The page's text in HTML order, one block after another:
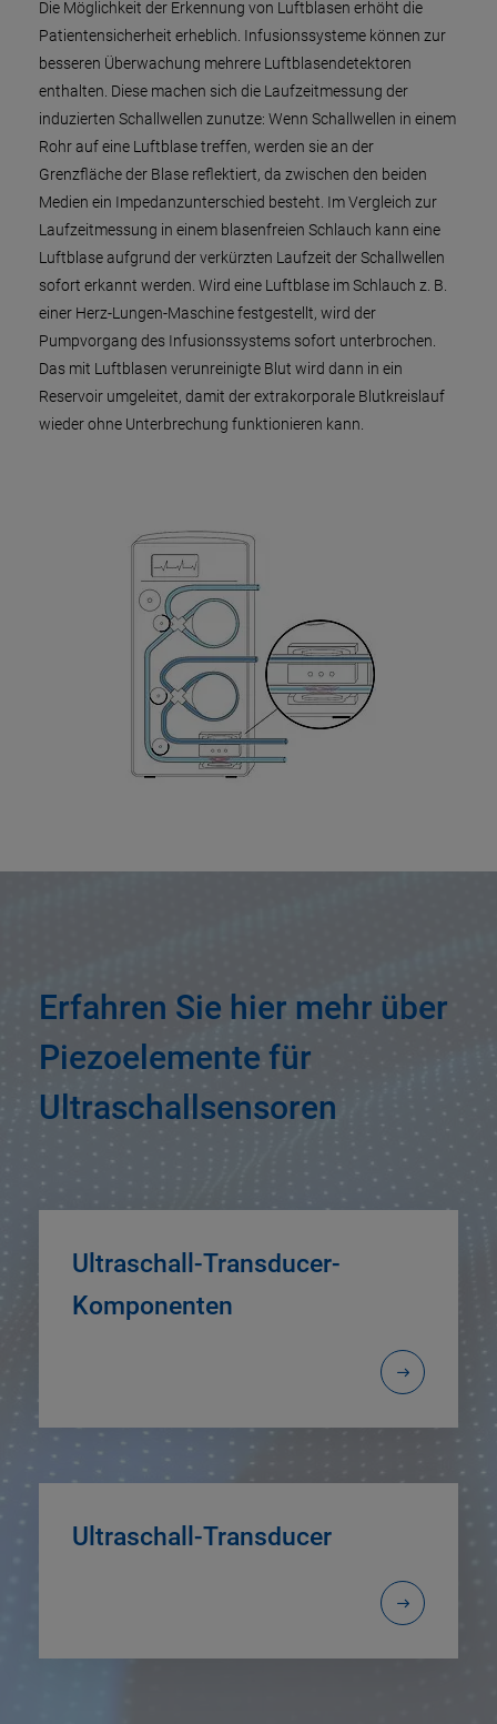
Die Möglichkeit der Erkennung von Luftblasen erhöht die
Patientensicherheit erheblich. Infusionssysteme können zur
besseren Überwachung mehrere Luftblasendetektoren
enthalten. Diese machen sich die Laufzeitmessung der
induzierten Schallwellen zunutze: Wenn Schallwellen in einem
Rohr auf eine Luftblase treffen, werden sie an der
Grenzfläche der Blase reflektiert, da zwischen den beiden
Medien ein Impedanzunterschied besteht. Im Vergleich zur
Laufzeitmessung in einem blasenfreien Schlauch kann eine
Luftblase aufgrund der verkürzten Laufzeit der Schallwellen
sofort erkannt werden. Wird eine Luftblase im Schlauch z. B.
einer Herz-Lungen-Maschine festgestellt, wird der
Pumpvorgang des Infusionssystems sofort unterbrochen.
Das mit Luftblasen verunreinigte Blut wird dann in ein
Reservoir umgeleitet, damit der extrakorporale Blutkreislauf
wieder ohne Unterbrechung funktionieren kann.
Erfahren Sie hier mehr über
Piezoelemente für
Ultraschallsensoren
Ultraschall-Transducer-
Komponenten
Ultraschall-Transducer